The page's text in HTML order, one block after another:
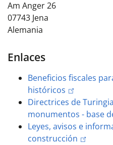
Am Anger 26
07743 Jena
Alemania
Enlaces
Beneficios fiscales
históricos
Directrices de
monumentos - base
Leyes, avisos e
construcción